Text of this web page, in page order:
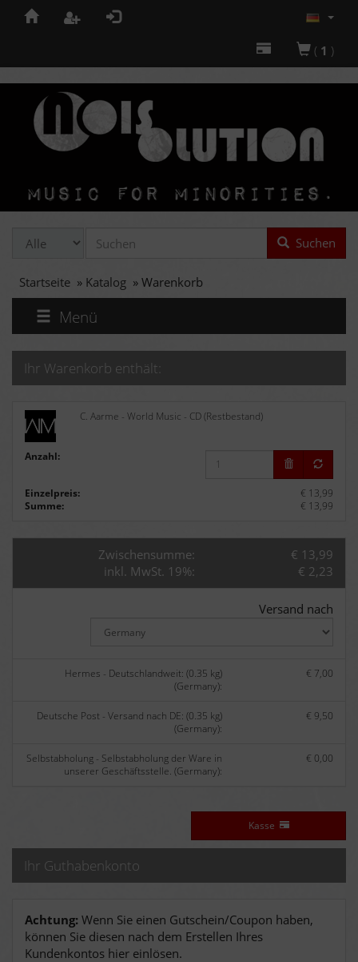
( 1 )
Suchen
Startseite » Katalog » Warenkorb
Menü
Ihr Warenkorb enthält:
C. Aarme - World Music - CD (Restbestand)
Anzahl:
Einzelpreis:
€ 13,99
Summe:
€ 13,99
Zwischensumme:
€ 13,99
inkl. MwSt. 19%:
€ 2,23
Versand nach
Hermes - Deutschlandweit: (0.35 kg)
(Germany):
€ 7,00
Deutsche Post - Versand nach DE: (0.35 kg)
(Germany):
€ 9,50
Selbstabholung - Selbstabholung der Ware in
unserer Geschäftsstelle. (Germany):
€ 0,00
Kasse
Ihr Guthabenkonto
Achtung: Wenn Sie einen Gutschein/Coupon haben,
können Sie diesen nach dem Erstellen Ihres
Kundenkontos hier einlösen.